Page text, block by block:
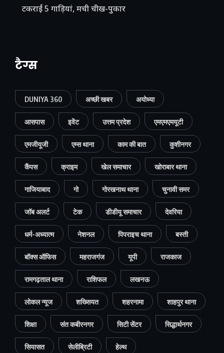
टकराईं 5 गाड़ियां, मची चीख-पुकार
टैग्स
DUNIYA 360 अच्छी खबर अयोध्या
आसपास इवेंट उत्तम प्रदेश एमएमएमयूटी
एमजीयूजी एम्स थाना काम की बात कुशीनगर
कैंपस क्राइम खेल समाचार खोराबार थाना
गाजियाबाद गो गोरखनाथ थाना चुनावी समर
जॉब अलर्ट टेक डीडीयू समाचार देवरिया
धर्म-अध्यात्म नेशनल पिपराइच थाना बस्ती
बॉक्स ऑफिस महराजगंज यूपी राजकाज
रामगढ़ताल थाना राशिफल लखनऊ
लोकल न्यूज शख्सियत शहरनामा शाहपुर थाना
शिक्षा संत कबीरनगर सिटी सेंटर सिद्धार्थनगर
सियासत सेलीब्रिटी हेल्थ